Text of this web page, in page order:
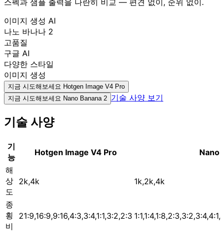
스펙과 샘플 출력을 나란히 비교 — 편견 없이, 순위 없이.
이미지 생성 AI
나노 바나나 2
고품질
구글 AI
다양한 스타일
이미지 생성
지금 시도해보세요 Hotgen Image V4 Pro
지금 시도해보세요 Nano Banana 2 기술 사양 보기
기술 사양
기
능
Hotgen Image V4 Pro
해
상
도
2k,4k 1k,2k,4k
종
횡
비
21:9,16:9,9:16,4:3,3:4,1:1,3:2,2:3